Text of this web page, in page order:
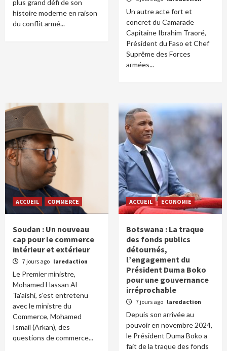
plus grand défi de son
histoire moderne en raison
du conflit armé...
Un autre acte fort et
concret du Camarade
Capitaine Ibrahim Traoré,
Président du Faso et Chef
Suprême des Forces
armées...
ACCUEIL COMMERCE
Soudan : Un nouveau
cap pour le commerce
intérieur et extérieur
7 jours ago laredaction
Le Premier ministre,
Mohamed Hassan Al-
Ta'aishi, s'est entretenu
avec le ministre du
Commerce, Mohamed
Ismail (Arkan), des
questions de commerce...
ACCUEIL ECONOMIE
Botswana : La traque
des fonds publics
détournés,
l’engagement du
Président Duma Boko
pour une gouvernance
irréprochable
7 jours ago laredaction
Depuis son arrivée au
pouvoir en novembre 2024,
le Président Duma Boko a
fait de la traque des fonds